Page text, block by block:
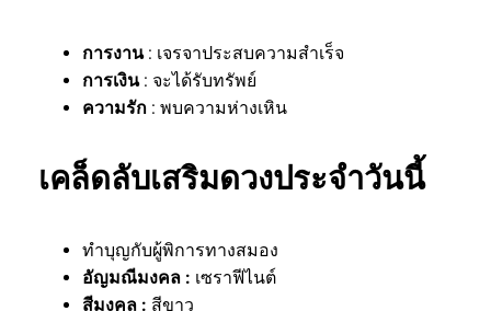
การงาน : เจรจาประสบความสำเร็จ
การเงิน : จะได้รับทรัพย์
ความรัก : พบความห่างเหิน
เคล็ดลับเสริมดวงประจำวันนี้
ทำบุญกับผู้พิการทางสมอง
อัญมณีมงคล : เซราฟีไนต์
สีมงคล : สีขาว